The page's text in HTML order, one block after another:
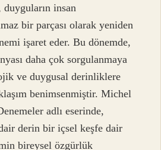
duyguların insan
bir parçası olarak yeniden
işaret eder. Bu dönemde,
daha çok sorgulanmaya
ve duygusal derinliklere
benimsenmiştir. Michel
adlı eserinde,
derin bir içsel keşfe dair
bireysel özgürlük